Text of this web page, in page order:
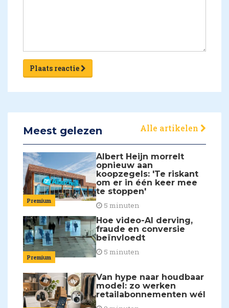
Plaats reactie
Meest gelezen Alle artikelen
Premium
Albert Heijn morrelt
opnieuw aan
koopzegels: 'Te riskant
om er in één keer mee
te stoppen'
5 minuten
Premium
Hoe video-AI derving,
fraude en conversie
beïnvloedt
5 minuten
Van hype naar houdbaar
model: zo werken
retailabonnementen wél